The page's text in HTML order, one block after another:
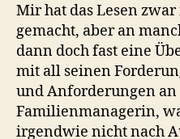
Mir hat das Lesen zwar
gemacht, aber an
dann doch fast eine
mit all seinen
und Anforderungen an
Familienmanagerin,
irgendwie nicht nach